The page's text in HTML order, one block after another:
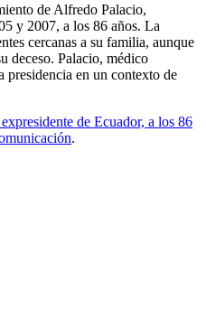
de Alfredo Palacio,
y 2007, a los 86 años. La
cercanas a su familia, aunque
deceso. Palacio, médico
presidencia en un contexto de
de Ecuador, a los 86
.